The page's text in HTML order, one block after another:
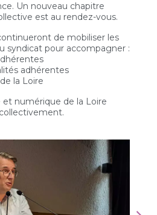
Un nouveau chapitre
est au rendez-vous.
de mobiliser les
syndicat pour accompagner :
adhérentes
la Loire
et numérique de la Loire